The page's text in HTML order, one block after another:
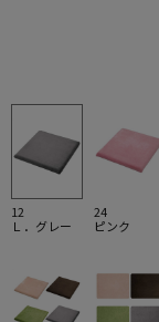
12
Ｌ．グレー
24
ピンク